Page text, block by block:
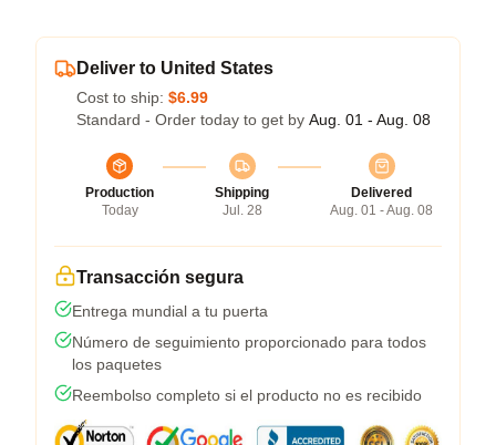
Deliver to United States
Cost to ship: $6.99
Standard - Order today to get by Aug. 01 - Aug. 08
Production
Today
Shipping
Jul. 28
Delivered
Aug. 01 - Aug. 08
Transacción segura
Entrega mundial a tu puerta
Número de seguimiento proporcionado para todos
los paquetes
Reembolso completo si el producto no es recibido